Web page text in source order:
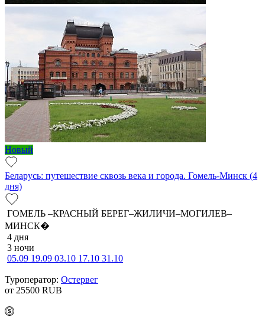
Новый
Беларусь: путешествие сквозь века и города. Гомель-Минск (4
дня)
ГОМЕЛЬ –КРАСНЫЙ БЕРЕГ–ЖИЛИЧИ–МОГИЛЕВ–
МИНСК�
4 дня
3 ночи
05.09 19.09 03.10 17.10 31.10
Туроператор: Остервег
от 25500 RUB